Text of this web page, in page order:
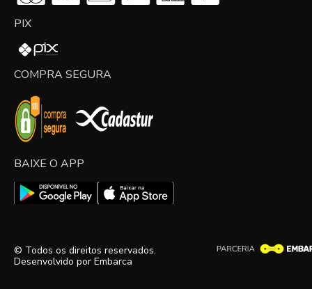
PIX
COMPRA SEGURA
BAIXE O APP
© Todos os direitos reservados.
Desenvolvido por Embarca